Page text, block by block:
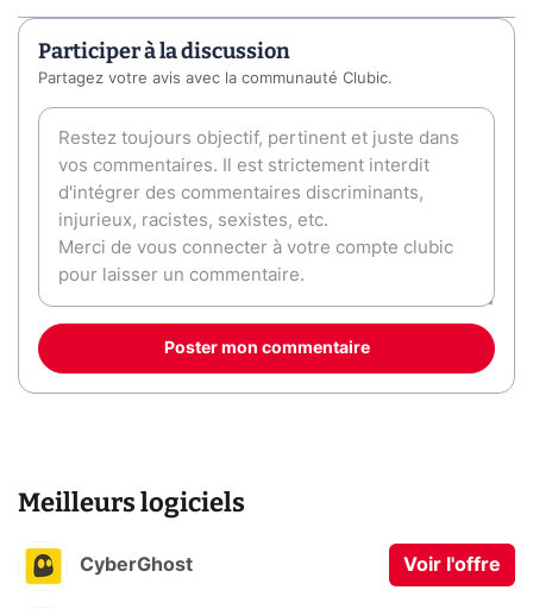
Participer à la discussion
Partagez votre avis avec la communauté Clubic.
Poster mon commentaire
Meilleurs logiciels
CyberGhost Voir l'offre